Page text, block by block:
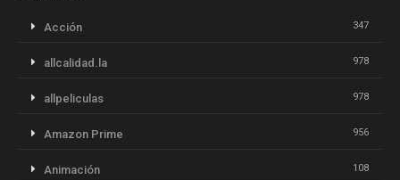
Acción 347
allcalidad.la 978
allpeliculas 978
Amazon Prime 956
Animación 108